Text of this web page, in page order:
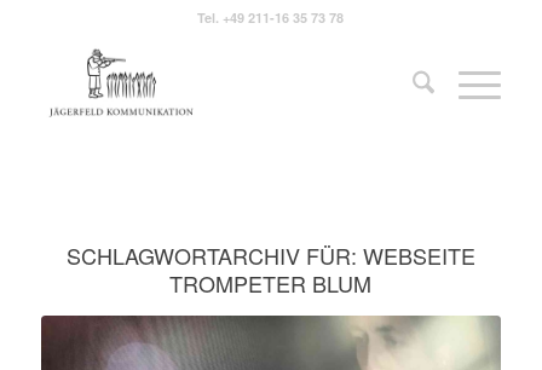
Tel. +49 211-16 35 73 78
SCHLAGWORTARCHIV FÜR: WEBSEITE
TROMPETER BLUM